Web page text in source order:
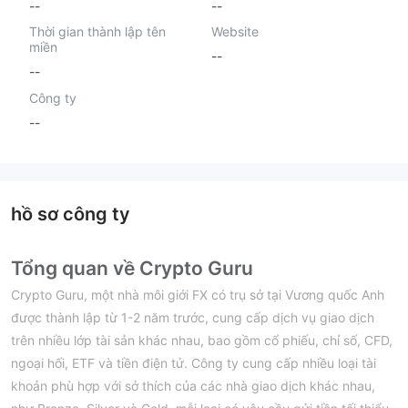
--
--
Thời gian thành lập tên
miền
--
Website
--
Công ty
--
hồ sơ công ty
Tổng quan về Crypto Guru
Crypto Guru, một nhà môi giới FX có trụ sở tại Vương quốc Anh
được thành lập từ 1-2 năm trước, cung cấp dịch vụ giao dịch
trên nhiều lớp tài sản khác nhau, bao gồm cổ phiếu, chỉ số, CFD,
ngoại hối, ETF và tiền điện tử. Công ty cung cấp nhiều loại tài
khoản phù hợp với sở thích của các nhà giao dịch khác nhau,